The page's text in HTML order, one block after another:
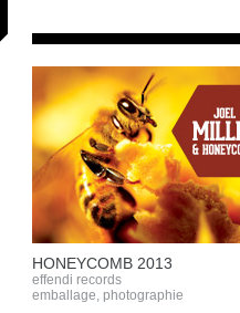
HONEYCOMB 2013
effendi records
emballage, photographie